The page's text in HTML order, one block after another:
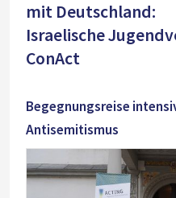
mit Deutschland:
Israelische
ConAct
Begegnungsreise
Antisemitismus